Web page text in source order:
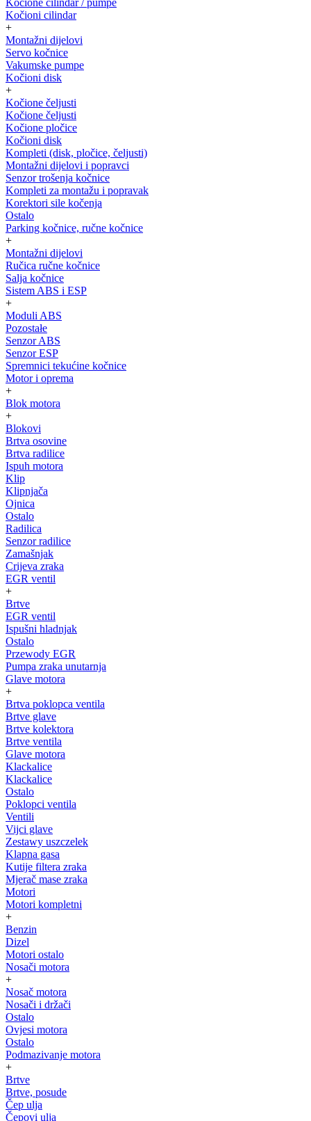
Kočione cilindar / pumpe
Kočioni cilindar
+
Montažni dijelovi
Servo kočnice
Vakumske pumpe
Kočioni disk
+
Kočione čeljusti
Kočione čeljusti
Kočione pločice
Kočioni disk
Kompleti (disk, pločice, čeljusti)
Montažni dijelovi i popravci
Senzor trošenja kočnice
Kompleti za montažu i popravak
Korektori sile kočenja
Ostalo
Parking kočnice, ručne kočnice
+
Montažni dijelovi
Ručica ručne kočnice
Salja kočnice
Sistem ABS i ESP
+
Moduli ABS
Pozostałe
Senzor ABS
Senzor ESP
Spremnici tekućine kočnice
Motor i oprema
+
Blok motora
+
Blokovi
Brtva osovine
Brtva radilice
Ispuh motora
Klip
Klipnjača
Ojnica
Ostalo
Radilica
Senzor radilice
Zamašnjak
Crijeva zraka
EGR ventil
+
Brtve
EGR ventil
Ispušni hladnjak
Ostalo
Przewody EGR
Pumpa zraka unutarnja
Glave motora
+
Brtva poklopca ventila
Brtve glave
Brtve kolektora
Brtve ventila
Glave motora
Klackalice
Klackalice
Ostalo
Poklopci ventila
Ventili
Vijci glave
Zestawy uszczelek
Klapna gasa
Kutije filtera zraka
Mjerač mase zraka
Motori
Motori kompletni
+
Benzin
Dizel
Motori ostalo
Nosači motora
+
Nosač motora
Nosači i držači
Ostalo
Ovjesi motora
Ostalo
Podmazivanje motora
+
Brtve
Brtve, posude
Čep ulja
Čepovi ulja